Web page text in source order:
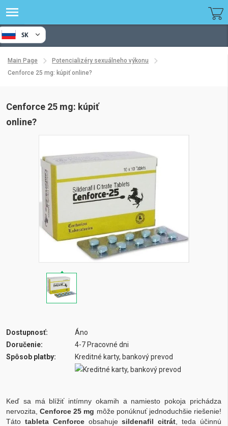
SK
Main Page
Potencializéry sexuálneho výkonu
Cenforce 25 mg: kúpiť online?
Cenforce 25 mg: kúpiť
online?
Dostupnosť:
Áno
Doručenie:
4-7 Pracovné dni
Spôsob platby:
Kreditné karty, bankový prevod
Keď sa má blížiť intímny okamih a namiesto pokoja prichádza
nervozita,Cenforce 25 mg môže ponúknuť jednoduchšie riešenie!
Táto tableta Cenforceobsahujesildenafil citrát , teda účinnú